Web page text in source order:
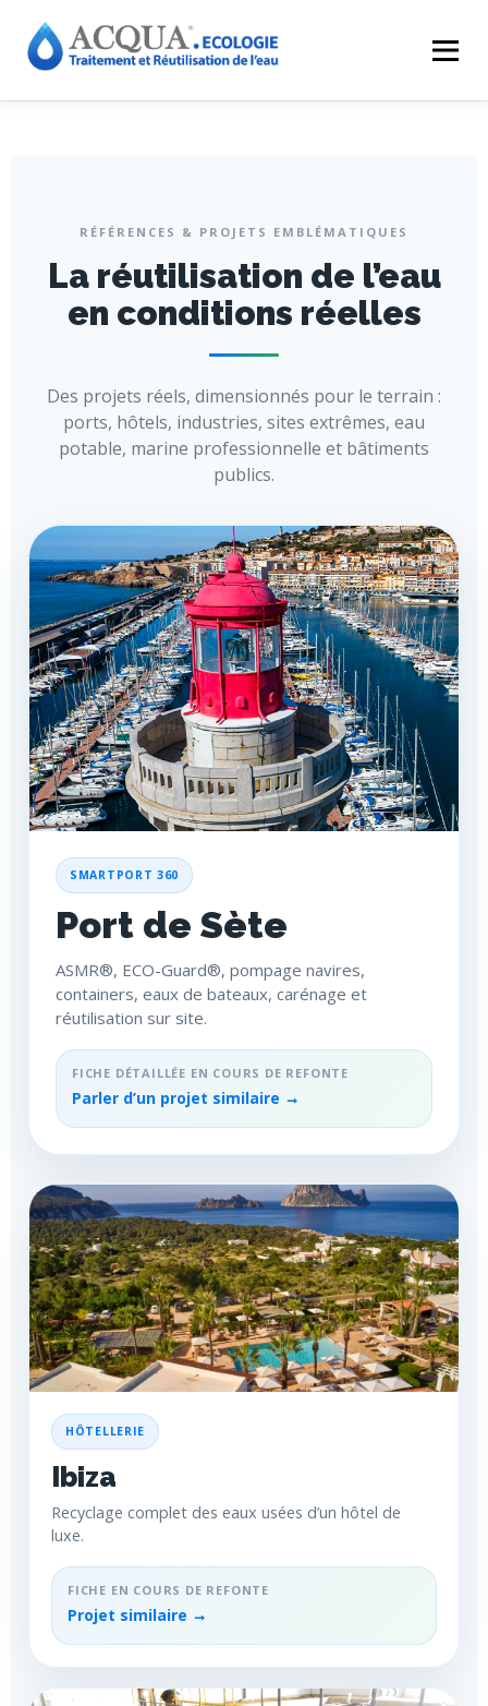
Menu
RESSOURCES CONTACT ACQUA-SHOP
RÉFÉRENCES & PROJETS EMBLÉMATIQUES
La réutilisation de l’eau
en conditions réelles
Des projets réels, dimensionnés pour le terrain :
ports, hôtels, industries, sites extrêmes, eau
potable, marine professionnelle et bâtiments
publics.
SMARTPORT 360
Port de Sète
ASMR®, ECO-Guard®, pompage navires,
containers, eaux de bateaux, carénage et
réutilisation sur site.
FICHE DÉTAILLÉE EN COURS DE REFONTE
Parler d’un projet similaire →
HÔTELLERIE
Ibiza
Recyclage complet des eaux usées d’un hôtel de
luxe.
FICHE EN COURS DE REFONTE
Projet similaire →